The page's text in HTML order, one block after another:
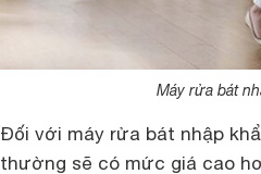
Máy rửa bát
Đối với máy rửa bát nhập
thường sẽ có mức giá cao